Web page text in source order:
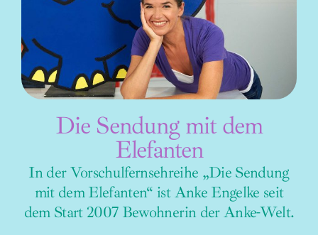
Die Sendung mit dem
Elefanten
In der Vorschulfernsehreihe „Die Sendung
mit dem Elefanten“ ist Anke Engelke seit
dem Start 2007 Bewohnerin der Anke-Welt.